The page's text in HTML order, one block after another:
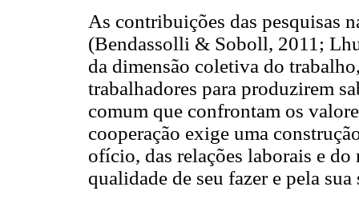
As contribuições das pesquisas
(Bendassolli & Soboll, 2011;
da dimensão coletiva do
trabalhadores para produzirem
comum que confrontam os
cooperação exige uma
ofício, das relações laborais e
qualidade de seu fazer e pela sua